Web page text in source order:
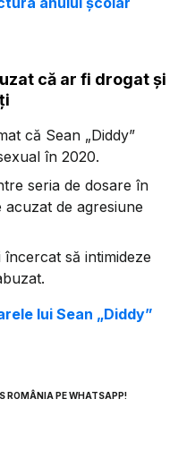
că ar fi drogat și
că Sean „Diddy”
în 2020.
seria de dosare în
de agresiune
încercat să intimideze
lui Sean „Diddy”
ROMÂNIA PE WHATSAPP!